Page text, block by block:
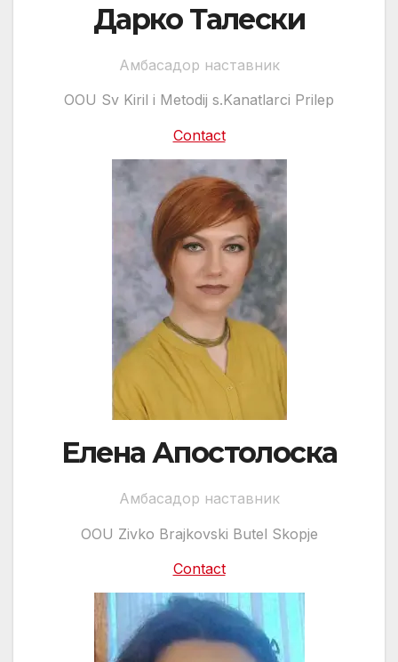
Дарко Талески
Амбасадор наставник
OOU Sv Kiril i Metodij s.Kanatlarci Prilep
Contact
Елена Апостолоска
Амбасадор наставник
OOU Zivko Brajkovski Butel Skopje
Contact